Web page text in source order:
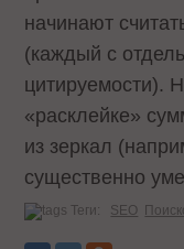
начинают
(каждый с
цитируемости).
«расклейке»
из зеркал
существенно
Теги: SEO